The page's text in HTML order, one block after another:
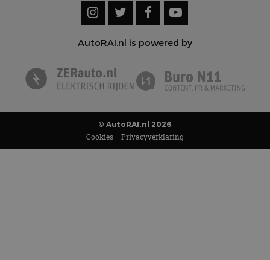
AutoRAI.nl is powered by
© AutoRAI.nl 2026
Cookies Privacyverklaring